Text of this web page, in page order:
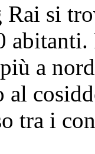
si
a
al
tra i